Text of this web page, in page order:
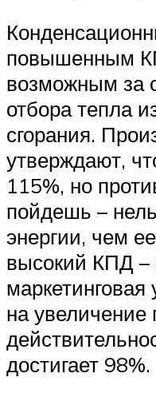
повышенным
возможным за
отбора тепла
сгорания.
утверждают,
115%, но
пойдешь –
энергии, чем
высокий КПД –
маркетинговая
на увеличение
достигает 98%.